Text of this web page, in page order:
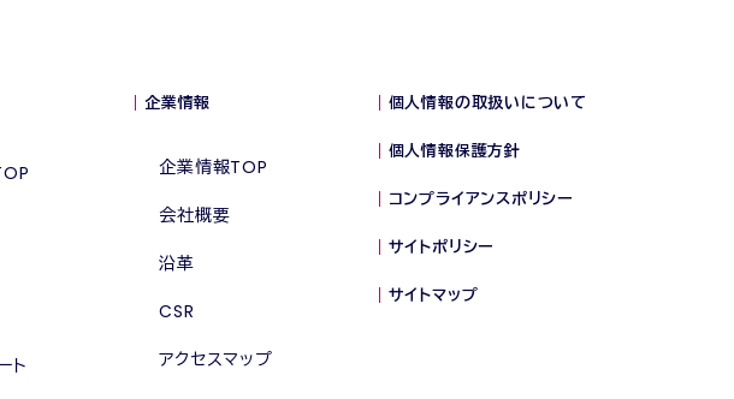
ト
企業情報
企業情報TOP
会社概要
沿革
CSR
アクセスマップ
個人情報の取扱いについて
個人情報保護方針
コンプライアンスポリシー
サイトポリシー
サイトマップ